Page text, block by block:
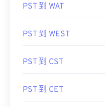
PST 到 WAT
PST 到 WEST
PST 到 CST
PST 到 CET